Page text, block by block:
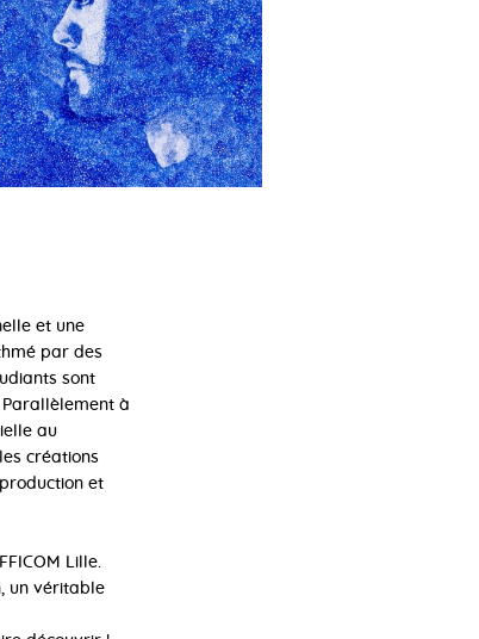
et une
par des
sont
à
au
créations
et
Lille.
un véritable